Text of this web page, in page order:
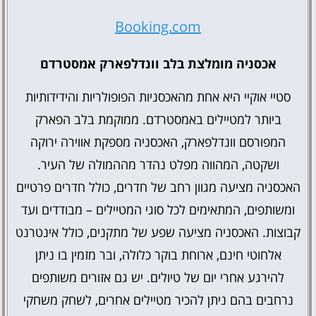
Booking.com
אכסניה מומלצת בלב וונדלפארק אמסטרדם
סטיי אוקיי היא אחת מהאכסניות הפופולריות והידידותיות
ביותר למטיילים באמסטרדם. ממוקמת בלב הפארק
המפורסם וונדלפארק, האכסניה מספקת אווירה ירוקה
ושקטה, המהווה מפלט נהדר מההמולה של העיר.
האכסניה מציעה מגוון רחב של חדרים, כולל חדרים פרטיים
ומשותפים, המתאימים לכל סוגי המטיילים – מבודדים ועד
קבוצות. האכסניה מציעה שפע של מתקנים, כולל אינטרנט
אלחוטי חינם, ארוחת בוקר כלולה, ובר מזמין בו ניתן
להירגע אחרי יום של טיולים. יש גם אזורים משותפים
נרחבים בהם ניתן להכיר מטיילים אחרים, לשחק משחקי